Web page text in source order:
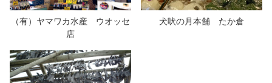
（有）ヤマワカ水産 ウオッセ
店
犬吠の月本舗 たか倉